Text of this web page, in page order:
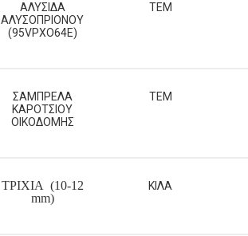
ΑΛΥΣΙΔΑ
ΑΛΥΣΟΠΡΙΟΝΟΥ
(95VPXO64E)
ΤΕΜ
ΣΑΜΠΡΕΛΑ
ΚΑΡΟΤΣΙΟΥ
ΟΙΚΟΔΟΜΗΣ
ΤΕΜ
ΤΡΙΧΙΑ (10-12
mm)
ΚΙΛΑ